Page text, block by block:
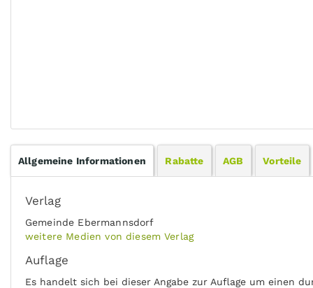
Allgemeine Informationen Rabatte AGB Vorteile
Verlag
Gemeinde Ebermannsdorf
weitere Medien von diesem Verlag
Auflage
Es handelt sich bei dieser Angabe zur Auflage um einen